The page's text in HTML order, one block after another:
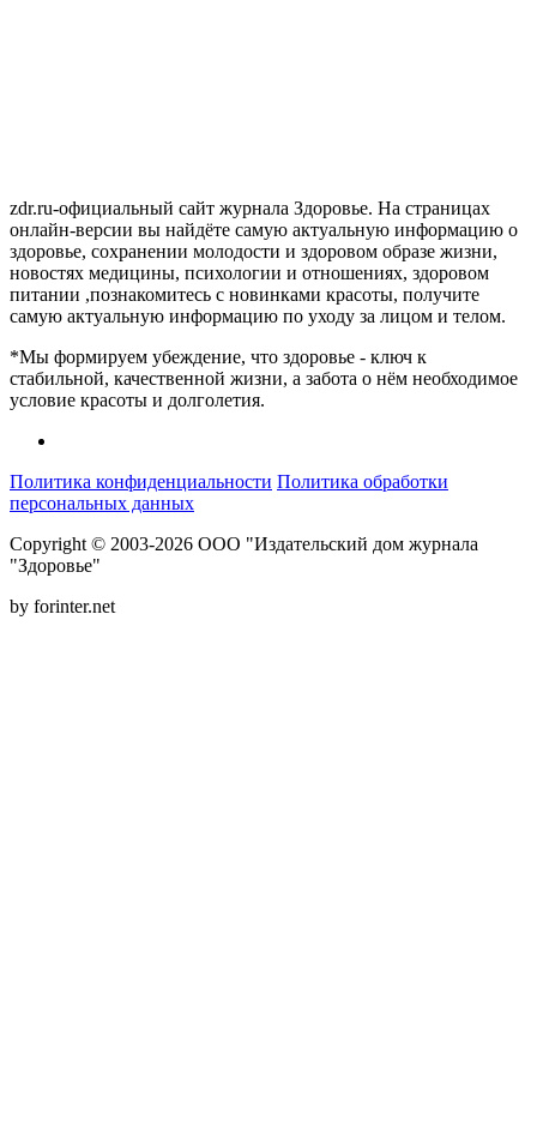
zdr.ru-официальный сайт журнала Здоровье. На страницах
онлайн-версии вы найдёте самую актуальную информацию о
здоровье, сохранении молодости и здоровом образе жизни,
новостях медицины, психологии и отношениях, здоровом
питании ,познакомитесь с новинками красоты, получите
самую актуальную информацию по уходу за лицом и телом.
*Мы формируем убеждение, что здоровье - ключ к
стабильной, качественной жизни, а забота о нём необходимое
условие красоты и долголетия.
Политика конфиденциальности Политика обработки
персональных данных
Copyright © 2003-2026 ООО "Издательский дом журнала
"Здоровье"
by forinter.net